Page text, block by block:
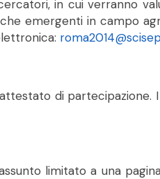
in cui verranno
emergenti in campo
di partecipazione.
limitato a una